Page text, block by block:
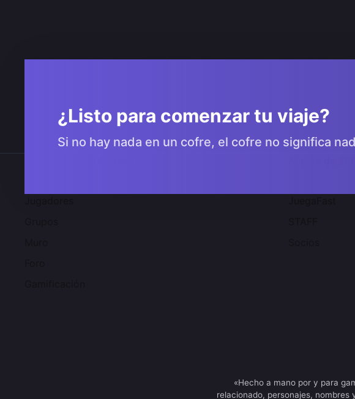
¿Listo para comenzar tu viaje?
Si no hay nada en un cofre, el cofre no significa
«Hecho a mano por y para
relacionado, personajes,